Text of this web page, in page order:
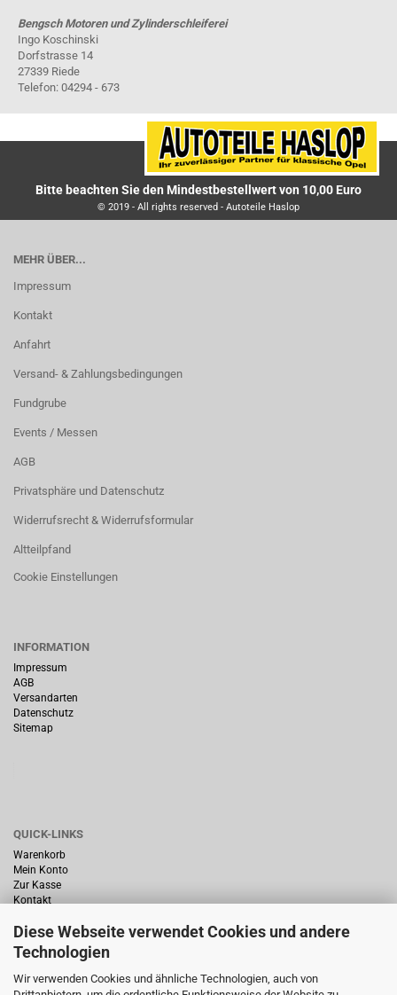
Diese Webseite verwendet Cookies und andere
Technologien
Wir verwenden Cookies und ähnliche Technologien, auch von
Bengsch Motoren und Zylinderschleiferei
Ingo Koschinski
Dorfstrasse 14
27339 Riede
Telefon: 04294 - 673
Bitte beachten Sie den Mindestbestellwert von 10,00 Euro
© 2019 - All rights reserved - Autoteile Haslop
MEHR ÜBER...
Impressum
Kontakt
Anfahrt
Versand- & Zahlungsbedingungen
Fundgrube
Events / Messen
AGB
Privatsphäre und Datenschutz
Widerrufsrecht & Widerrufsformular
Altteilpfand
Cookie Einstellungen
INFORMATION
Impressum
AGB
Versandarten
Datenschutz
Sitemap
QUICK-LINKS
Warenkorb
Mein Konto
Zur Kasse
Kontakt